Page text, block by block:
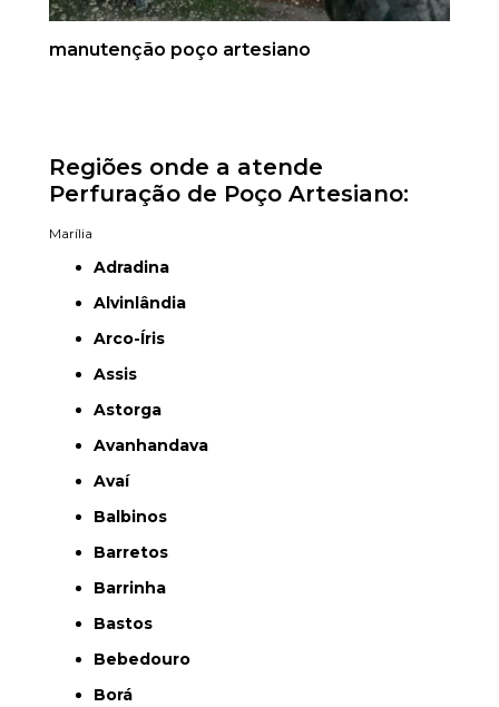
manutenção poço artesiano
Regiões onde a atende
Perfuração de Poço Artesiano:
Marília
Adradina
Alvinlândia
Arco-Íris
Assis
Astorga
Avanhandava
Avaí
Balbinos
Barretos
Barrinha
Bastos
Bebedouro
Borá